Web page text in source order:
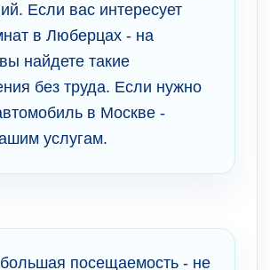
Если вас интересует
в Люберцах - на
найдете такие
без труда. Если нужно
в Москве -
услугам.
посещаемость - не